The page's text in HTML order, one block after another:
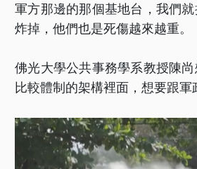
軍方那邊的那個基地台，我們
炸掉，他們也是死傷越來越重。
佛光大學公共事務學系教授陳
比較體制的架構裡面，想要跟軍